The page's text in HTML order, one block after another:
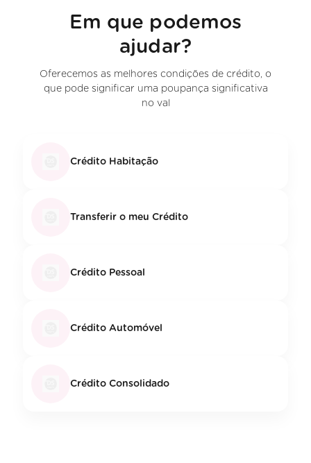
Em que podemos
ajudar?
Oferecemos as melhores condições de crédito, o
que pode significar uma poupança significativa
no val
Crédito Habitação
Transferir o meu Crédito
Crédito Pessoal
Crédito Automóvel
Crédito Consolidado